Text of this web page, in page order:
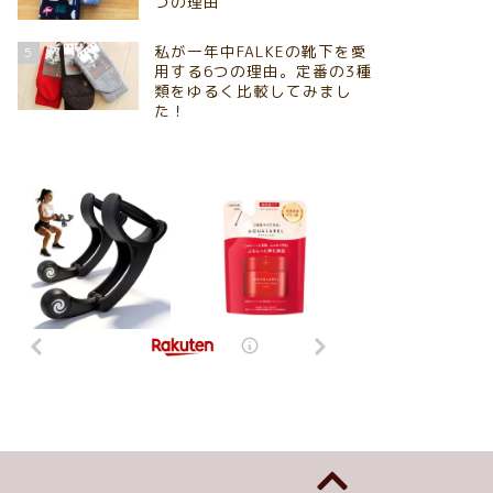
5
私が一年中FALKEの靴下を愛
用する6つの理由。定番の3種
類をゆるく比較してみまし
た！